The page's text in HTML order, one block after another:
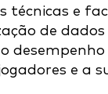
técnicas e
de
e a